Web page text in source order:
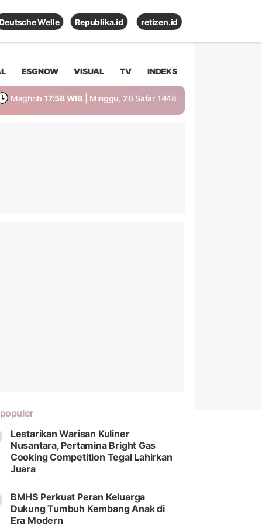
Deutsche Welle Republika.id retizen.id
ESGNOW VISUAL TV INDEKS
Maghrib 17:58 WIB | Minggu, 26 Safar 1448
Lestarikan Warisan Kuliner
Nusantara, Pertamina Bright Gas
Cooking Competition Tegal Lahirkan
Juara
BMHS Perkuat Peran Keluarga
Dukung Tumbuh Kembang Anak di
Era Modern